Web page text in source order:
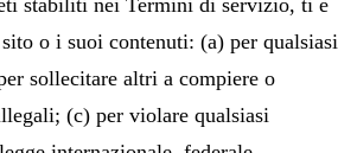
o i suoi contenuti: (a) per qualsiasi
sollecitare altri a compiere o
(c) per violare qualsiasi